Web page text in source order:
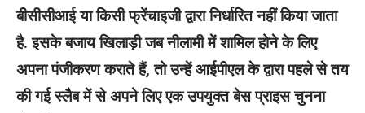
बीसीसीआई या किसी फ्रेंचाइजी द्वारा निर्धारित नहीं किया जाता
है. इसके बजाय खिलाड़ी जब नीलामी में शामिल होने के लिए
अपना पंजीकरण कराते हैं, तो उन्हें आईपीएल के द्वारा पहले से तय
की गई स्लैब में से अपने लिए एक उपयुक्त बेस प्राइस चुनना